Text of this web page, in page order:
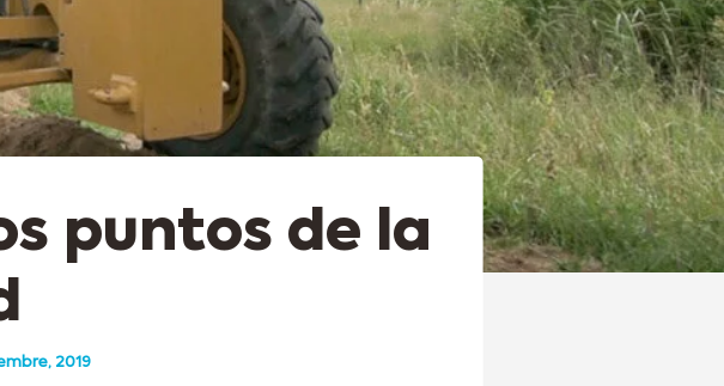
puntos de la
2019